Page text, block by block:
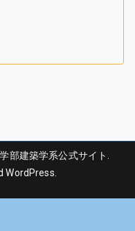
部建築学系公式サイト.
WordPress.